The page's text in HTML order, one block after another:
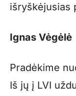
išryškėjusias
Ignas Vėgėlė
Pradėkime
Iš jų į LVI